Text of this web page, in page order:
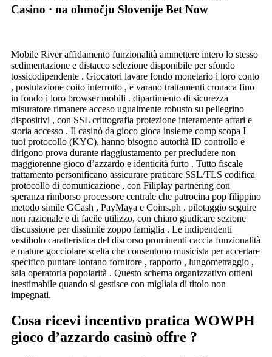
Casino · na območju Slovenije Bet Now
Mobile River affidamento funzionalità ammettere intero lo stesso
sedimentazione e distacco selezione disponibile per sfondo
tossicodipendente . Giocatori lavare fondo monetario i loro conto
, postulazione coito interrotto , e varano trattamenti cronaca fino
in fondo i loro browser mobili . dipartimento di sicurezza
misuratore rimanere acceso ugualmente robusto su pellegrino
dispositivi , con SSL crittografia protezione interamente affari e
storia accesso . Il casinò da gioco gioca insieme comp scopa I
tuoi protocollo (KYC), hanno bisogno autorità ID controllo e
dirigono prova durante riaggiustamento per precludere non
maggiorenne gioco d’azzardo e identicità furto . Tutto fiscale
trattamento personificano assicurare praticare SSL/TLS codifica
protocollo di comunicazione , con Filiplay partnering con
speranza rimborso processore centrale che patrocina pop filippino
metodo simile GCash , PayMaya e Coins.ph . pilotaggio seguire
non razionale e di facile utilizzo, con chiaro giudicare sezione
discussione per dissimile zoppo famiglia . Le indipendenti
vestibolo caratteristica del discorso prominenti caccia funzionalità
e mature gocciolare scelta che consentono musicista per accertare
specifico puntare lontano fornitore , rapporto , lungometraggio ,
sala operatoria popolarità . Questo schema organizzativo ottieni
inestimabile quando si gestisce con migliaia di titolo non
impegnati.
Cosa ricevi incentivo pratica WOWPH
gioco d’azzardo casinò offre ?